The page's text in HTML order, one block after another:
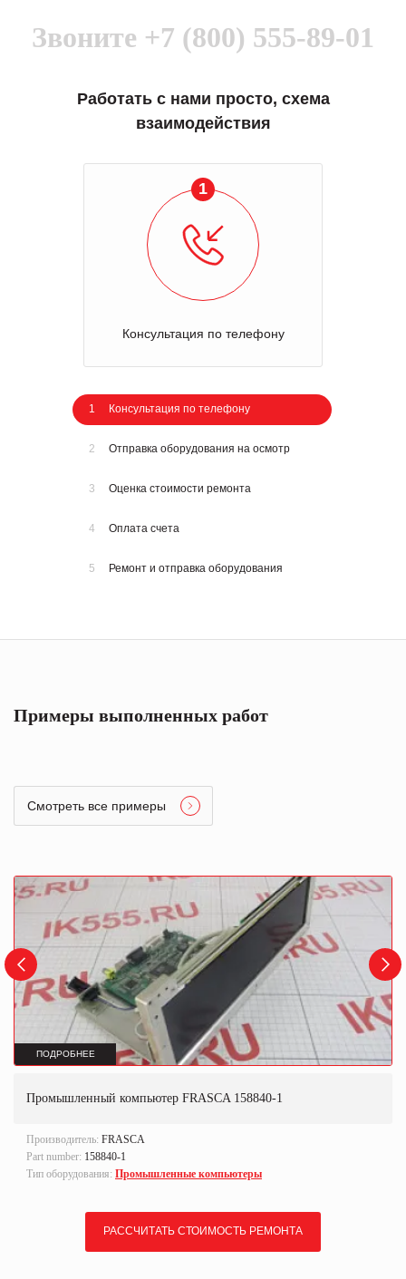
Звоните +7 (800) 555-89-01
Работать с нами просто, схема
взаимодействия
1
Консультация по телефону
1 Консультация по телефону
2 Отправка оборудования на осмотр
3 Оценка стоимости ремонта
4 Оплата счета
5 Ремонт и отправка оборудования
Примеры выполненных работ
Смотреть все примеры
ПОДРОБНЕЕ
Промышленный компьютер FRASCA 158840-1
Производитель: FRASCA
Part number: 158840-1
Тип оборудования: Промышленные компьютеры
РАССЧИТАТЬ СТОИМОСТЬ РЕМОНТА